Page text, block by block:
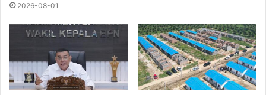
2026-08-01